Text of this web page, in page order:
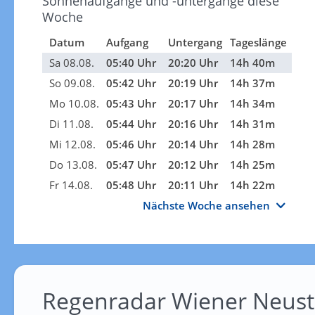
Woche
Datum Aufgang Untergang Tageslänge
Sa 08.08.
05:40 Uhr 20:20 Uhr
14h 40m
So 09.08.
05:42 Uhr 20:19 Uhr
14h 37m
Mo 10.08. 05:43 Uhr 20:17 Uhr
14h 34m
Di 11.08.
05:44 Uhr 20:16 Uhr
14h 31m
Mi 12.08.
05:46 Uhr 20:14 Uhr
14h 28m
Do 13.08.
05:47 Uhr 20:12 Uhr
14h 25m
Fr 14.08.
05:48 Uhr 20:11 Uhr
14h 22m
Nächste Woche ansehen
Regenradar Wiener